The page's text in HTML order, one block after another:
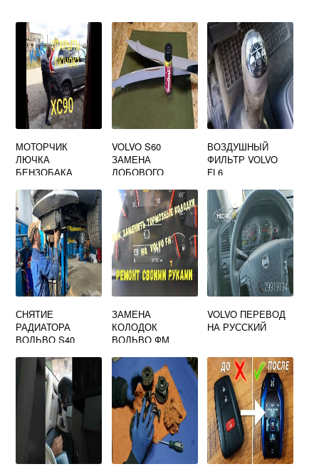
МОТОРЧИК
ЛЮЧКА
БЕНЗОБАКА
VOLVO S60
ЗАМЕНА
ЛОБОВОГО
ВОЗДУШНЫЙ
ФИЛЬТР VOLVO
FL6
СНЯТИЕ
РАДИАТОРА
ВОЛЬВО S40
ЗАМЕНА
КОЛОДОК
ВОЛЬВО ФМ
VOLVO ПЕРЕВОД
НА РУССКИЙ